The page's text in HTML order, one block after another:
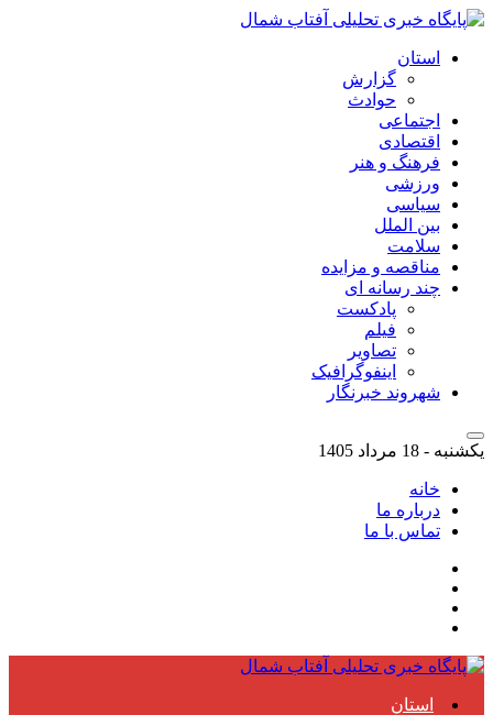
استان
گزارش
حوادث
اجتماعی
اقتصادی
فرهنگ و هنر
ورزشی
سیاسی
بین الملل
سلامت
مناقصه و مزایده
چند رسانه ای
پادکست
فیلم
تصاویر
اینفوگرافیک
شهروند خبرنگار
یکشنبه - 18 مرداد 1405
خانه
درباره ما
تماس با ما
استان